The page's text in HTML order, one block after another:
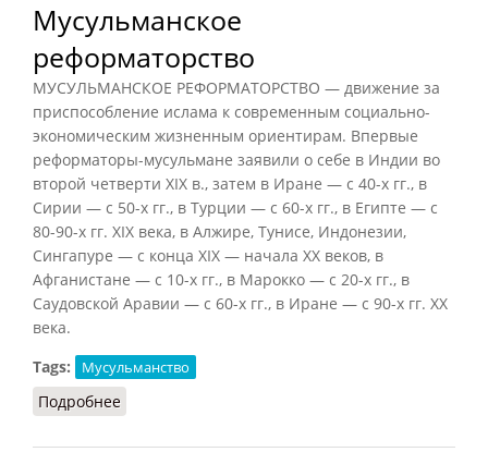
Мусульманское
реформаторство
МУСУЛЬМАНСКОЕ РЕФОРМАТОРСТВО — движение за
приспособление ислама к современным социально-
экономическим жизненным ориентирам. Впервые
реформаторы-мусульмане заявили о себе в Индии во
второй четверти XIX в., затем в Иране — с 40-х гг., в
Сирии — с 50-х гг., в Турции — с 60-х гг., в Египте — с
80-90-х гг. XIX века, в Алжире, Тунисе, Индонезии,
Сингапуре — с конца XIX — начала XX веков, в
Афганистане — с 10-х гг., в Марокко — с 20-х гг., в
Саудовской Аравии — с 60-х гг., в Иране — с 90-х гг. XX
века.
Tags:
Мусульманство
Подробнее